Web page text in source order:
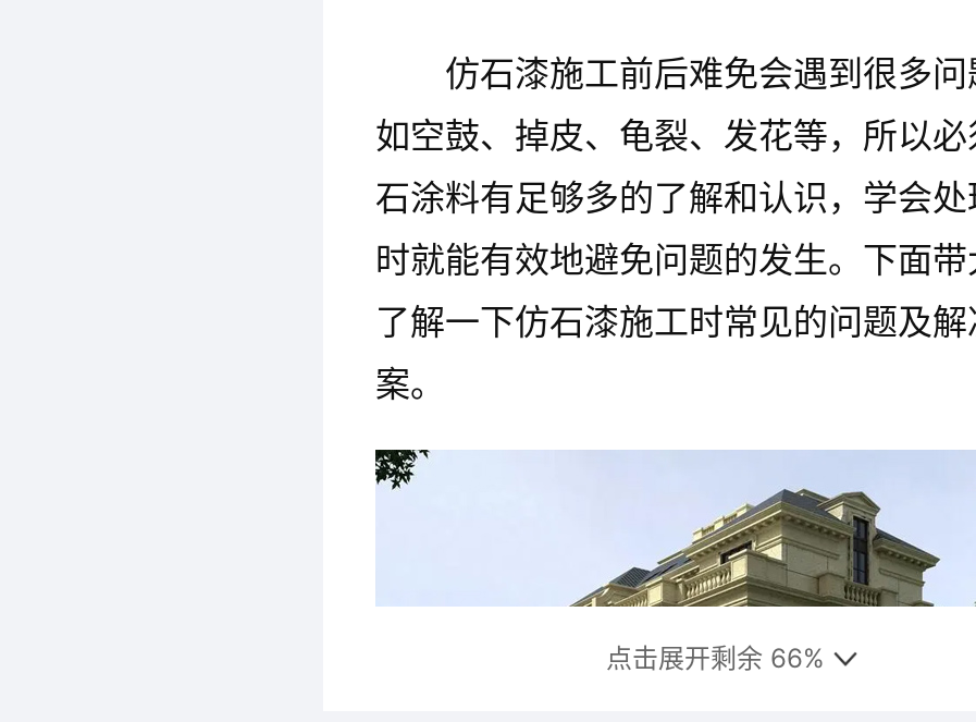
仿石漆施工前后难免会遇到很多问
如空鼓、掉皮、龟裂、发花等，所以
石涂料有足够多的了解和认识，学会
时就能有效地避免问题的发生。下面
了解一下仿石漆施工时常见的问题及解
案。
点击展开剩余 66%